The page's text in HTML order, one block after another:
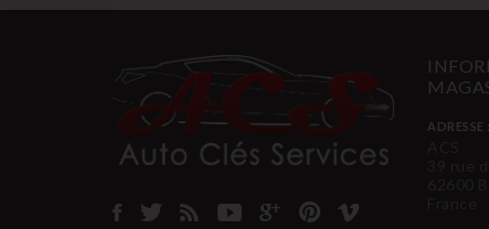
ADRESSE :